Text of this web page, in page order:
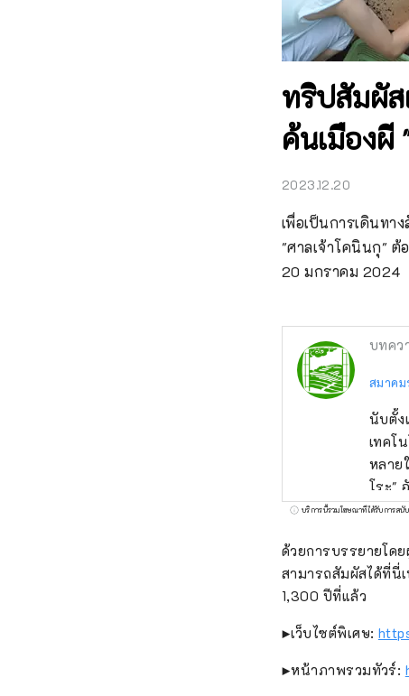
ทริปสัมผัส
ค้นเมืองผี
2023.12.20
เพื่อเป็นการเดินทา
"ศาลเจ้าโคนินกุ" ต้
20 มกราคม 2024
บทคว
สมาคม
นับตั้ง
เทคโ
หลาย
โระ"
ประม
ที่แห่ง
เทศก
บริการนี้รวมโฆษณาที่ได้รับการสนั
ด้วยการบรรยายโด
สามารถสัมผัสได้ที่นี่
1,300 ปีที่แล้ว
▶เว็บไซต์พิเศษ:
▶หน้าภาพรวมทัวร์: